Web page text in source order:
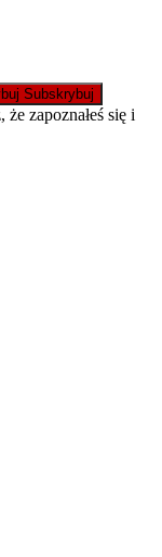
Subskrybuj
zapoznałeś się i